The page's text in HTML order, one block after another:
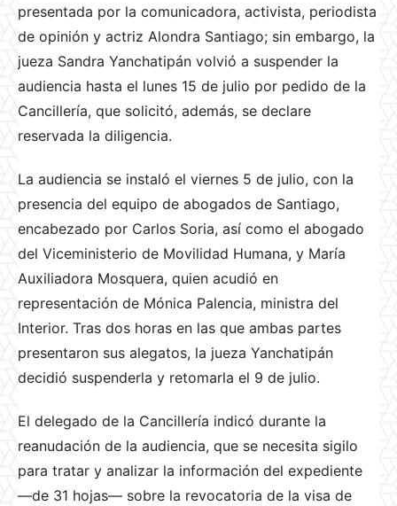
presentada por la comunicadora, activista, periodista
de opinión y actriz Alondra Santiago; sin embargo, la
jueza Sandra Yanchatipán volvió a suspender la
audiencia hasta el lunes 15 de julio por pedido de la
Cancillería, que solicitó, además, se declare
reservada la diligencia.
La audiencia se instaló el viernes 5 de julio, con la
presencia del equipo de abogados de Santiago,
encabezado por Carlos Soria, así como el abogado
del Viceministerio de Movilidad Humana, y María
Auxiliadora Mosquera, quien acudió en
representación de Mónica Palencia, ministra del
Interior. Tras dos horas en las que ambas partes
presentaron sus alegatos, la jueza Yanchatipán
decidió suspenderla y retomarla el 9 de julio.
El delegado de la Cancillería indicó durante la
reanudación de la audiencia, que se necesita sigilo
para tratar y analizar la información del expediente
—de 31 hojas— sobre la revocatoria de la visa de